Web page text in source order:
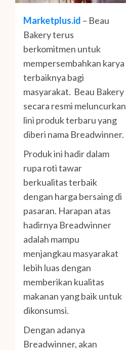
Marketplus.id – Beau
Bakery terus
berkomitmen untuk
mempersembahkan karya
terbaiknya bagi
masyarakat. Beau Bakery
secara resmi meluncurkan
lini produk terbaru yang
diberi nama Breadwinner.
Produk ini hadir dalam
rupa roti tawar
berkualitas terbaik
dengan harga bersaing di
pasaran. Harapan atas
hadirnya Breadwinner
adalah mampu
menjangkau masyarakat
lebih luas dengan
memberikan kualitas
makanan yang baik untuk
dikonsumsi.
Dengan adanya
Breadwinner, akan